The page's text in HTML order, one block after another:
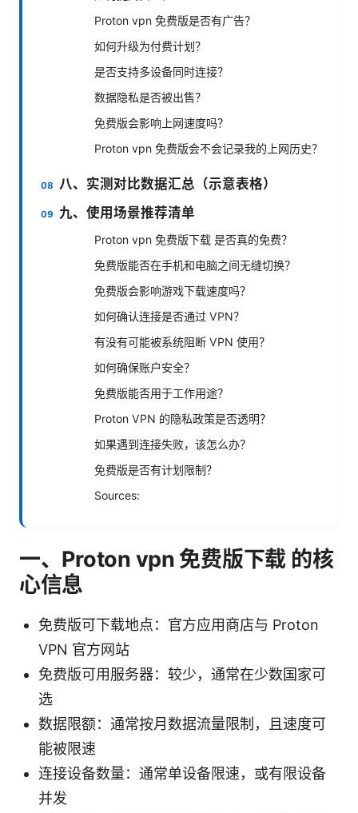
Proton vpn 免费版是否有广告？
如何升级为付费计划？
是否支持多设备同时连接？
数据隐私是否被出售？
免费版会影响上网速度吗？
Proton vpn 免费版会不会记录我的上网历史？
八、实测对比数据汇总（示意表格）
九、使用场景推荐清单
Proton vpn 免费版下载 是否真的免费？
免费版能否在手机和电脑之间无缝切换？
免费版会影响游戏下载速度吗？
如何确认连接是否通过 VPN？
有没有可能被系统阻断 VPN 使用？
如何确保账户安全？
免费版能否用于工作用途？
Proton VPN 的隐私政策是否透明？
如果遇到连接失败，该怎么办？
免费版是否有计划限制？
Sources:
一、Proton vpn 免费版下载 的核
心信息
免费版可下载地点：官方应用商店与 Proton
VPN 官方网站
免费版可用服务器：较少，通常在少数国家可
选
数据限额：通常按月数据流量限制，且速度可
能被限速
连接设备数量：通常单设备限速，或有限设备
并发